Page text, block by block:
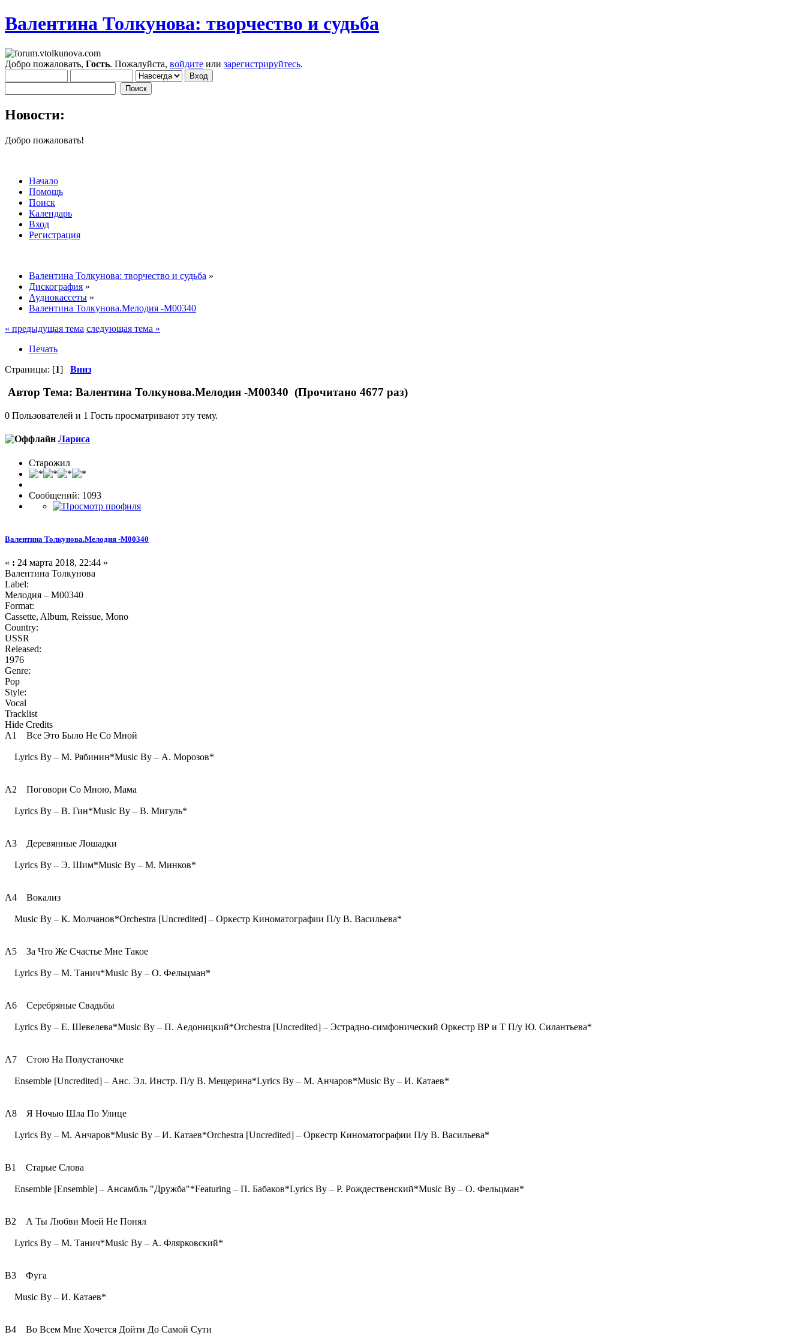
Валентина Толкунова: творчество и судьба
Добро пожаловать, Гость. Пожалуйста, войдите или зарегистрируйтесь.
Новости:
Добро пожаловать!
Начало
Помощь
Поиск
Календарь
Вход
Регистрация
Валентина Толкунова: творчество и судьба »
Дискография »
Аудиокассеты »
Валентина Толкунова.Мелодия -М00340
« предыдущая тема следующая тема »
Печать
Страницы: [1] Вниз
Автор Тема: Валентина Толкунова.Мелодия -М00340 (Прочитано 4677 раз)
0 Пользователей и 1 Гость просматривают эту тему.
Лариса
Старожил
Сообщений: 1093
Валентина Толкунова.Мелодия -М00340
« : 24 марта 2018, 22:44 »
Валентина Толкунова
Label:
Мелодия ‎– М00340
Format:
Cassette, Album, Reissue, Mono
Country:
USSR
Released:
1976
Genre:
Pop
Style:
Vocal
Tracklist
Hide Credits
A1 Все Это Было Не Со Мной
Lyrics By – М. Рябинин*Music By – А. Морозов*
A2 Поговори Со Мною, Мама
Lyrics By – В. Гин*Music By – В. Мигуль*
A3 Деревянные Лошадки
Lyrics By – Э. Шим*Music By – М. Минков*
A4 Вокализ
Music By – К. Молчанов*Orchestra [Uncredited] – Оркестр Киноматографии П/у В. Васильева*
A5 За Что Же Счастье Мне Такое
Lyrics By – М. Танич*Music By – О. Фельцман*
A6 Серебряные Свадьбы
Lyrics By – Е. Шевелева*Music By – П. Аедоницкий*Orchestra [Uncredited] – Эстрадно-симфонический Оркестр ВР и Т П/у Ю. Силантьева*
A7 Стою На Полустаночке
Ensemble [Uncredited] – Анс. Эл. Инстр. П/у В. Мещерина*Lyrics By – М. Анчаров*Music By – И. Катаев*
A8 Я Ночью Шла По Улице
Lyrics By – М. Анчаров*Music By – И. Катаев*Orchestra [Uncredited] – Оркестр Киноматографии П/у В. Васильева*
B1 Старые Слова
Ensemble [Ensemble] – Ансамбль "Дружба"*Featuring – П. Бабаков*Lyrics By – Р. Рождественский*Music By – О. Фельцман*
B2 А Ты Любви Моей Не Понял
Lyrics By – М. Танич*Music By – А. Флярковский*
B3 Фуга
Music By – И. Катаев*
B4 Во Всем Мне Хочется Дойти До Самой Сути